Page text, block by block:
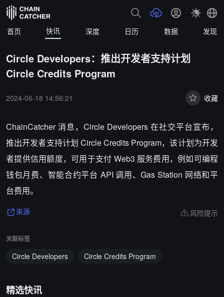
首页 快讯 深度 日历 数据 发现
Circle Developers：推出开发者支持计划
Circle Credits Program
2024-06-18 14:56:21 收藏
ChainCatcher 消息， Circle Developers 在社交平台宣布，
推出开发者支持计划 Circle Credits Program，该计划为开发
者提供信用额度，可用于支付 Web3 服务费用，例如可编程
钱包月费、智能合约平台 API 调用、Gas Station 网络和平
台费用。
来源 风险提示
关联标签
Circle Developers Circle Credits Program
精选快讯